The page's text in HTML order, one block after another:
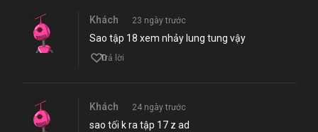
Khách 23 ngày trước
Sao tập 18 xem nhảy lung tung vậy
0
Trả lời
Khách 24 ngày trước
sao tối k ra tập 17 z ad